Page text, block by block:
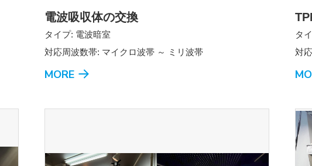
電波吸収体の交換
タイプ: 電波暗室
対応周波数帯: マイクロ波帯 ～ ミリ波帯
MORE
タ
対